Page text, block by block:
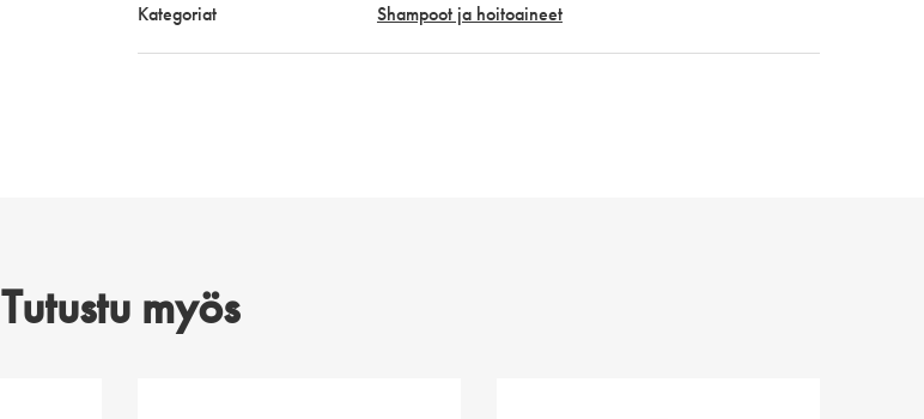
Kategoriat
Shampoot ja hoitoaineet
Tutustu myös